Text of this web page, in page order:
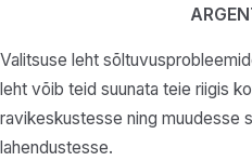
Valitsuse leht
leht võib teid suunata teie riigis
ravikeskustesse ning muudesse
lahendustesse.